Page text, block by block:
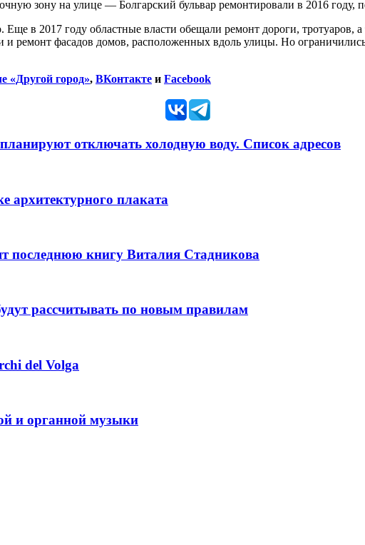
зону на улице — Болгарский бульвар ремонтировали в 2016 году,
в 2017 году областные власти обещали ремонт дороги,
ремонт фасадов домов, расположенных вдоль улицы. Но
«Другой город», ВКонтакте и Facebook
отключать холодную воду. Список адресов
архитектурного плаката
последнюю книгу Виталия Стадникова
рассчитывать по новым правилам
del Volga
и органной музыки